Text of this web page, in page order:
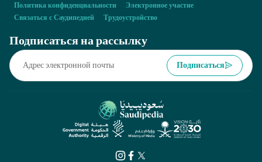
Политика конфиденциальности
Электронное участие
Связаться с Саудипедией
Трудоустройство
Подписаться на рассылку
Подписаться